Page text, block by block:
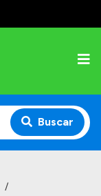
Buscar
/